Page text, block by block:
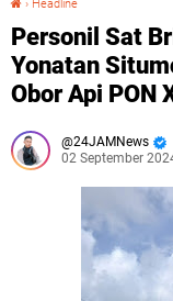
› Headline
Personil Sat
Yonatan
Obor Api PON
24JAMNews
02 September